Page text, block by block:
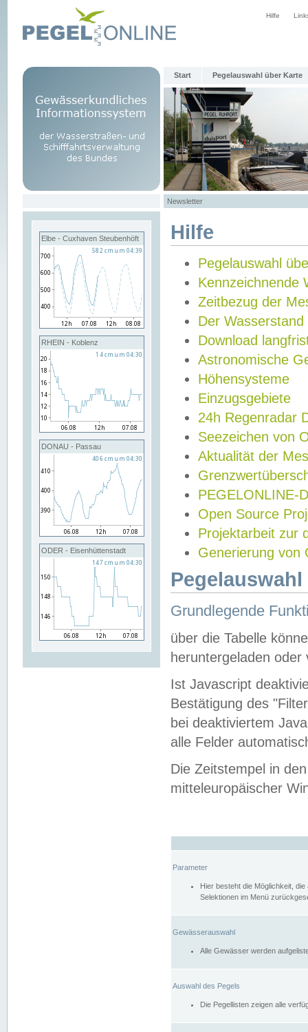
Hilfe
Start Pegelauswahl über Karte
Newsletter
Elbe - Cuxhaven Steubenhöft
RHEIN - Koblenz
DONAU - Passau
ODER - Eisenhüttenstadt
Hilfe
Pegelauswahl
Kennzeichnende
Zeitbezug der
Der Wasserstand
Download
Astronomische
Höhensysteme
Einzugsgebiete
24h Regenradar
Seezeichen von
Aktualität der
PEGELONLINE-
Open Source
Projektarbeit zur
Generierung von
Grundlegende
über die Tabelle
heruntergeladen oder
Ist Javascript
Bestätigung des
bei deaktiviertem
alle Felder
Die Zeitstempel in
mitteleuropäischer
Parameter
Hier besteht die Möglichkeit,
Selektionen im Menü
Gewässerauswahl
Alle Gewässer werden
Auswahl des Pegels
Die Pegellisten zeigen alle